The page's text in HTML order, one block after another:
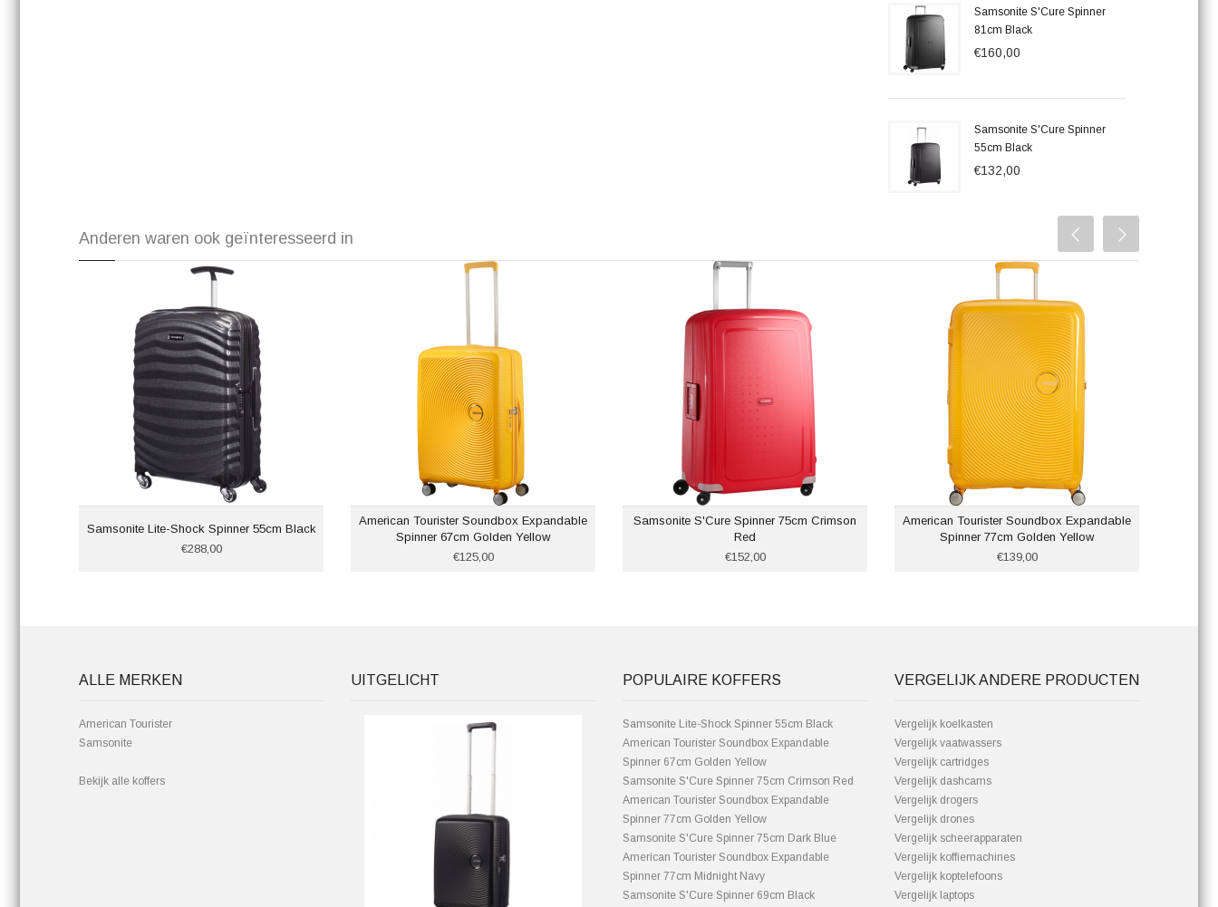
Samsonite S'Cure Spinner
81cm Black
€160,00
Samsonite S'Cure Spinner
55cm Black
€132,00
Anderen waren ook geïnteresseerd in
Samsonite Lite-Shock Spinner 55cm Black
€288,00
American Tourister Soundbox Expandable
Spinner 67cm Golden Yellow
€125,00
Samsonite S'Cure Spinner 75cm Crimson
Red
€152,00
American Tourister Soundbox Expandable
Spinner 77cm Golden Yellow
€139,00
ALLE MERKEN
American Tourister
Samsonite
Bekijk alle koffers
UITGELICHT POPULAIRE KOFFERS
Samsonite Lite-Shock Spinner 55cm Black
American Tourister Soundbox Expandable
Spinner 67cm Golden Yellow
Samsonite S'Cure Spinner 75cm Crimson Red
American Tourister Soundbox Expandable
Spinner 77cm Golden Yellow
Samsonite S'Cure Spinner 75cm Dark Blue
American Tourister Soundbox Expandable
Spinner 77cm Midnight Navy
Samsonite S'Cure Spinner 69cm Black
VERGELIJK ANDERE PRODUCTEN
Vergelijk koelkasten
Vergelijk vaatwassers
Vergelijk cartridges
Vergelijk dashcams
Vergelijk drogers
Vergelijk drones
Vergelijk scheerapparaten
Vergelijk koffiemachines
Vergelijk koptelefoons
Vergelijk laptops